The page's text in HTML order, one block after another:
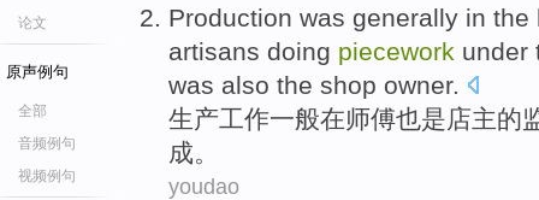
论文
原声例句
全部
音频例句
视频例句
Production was generally in the
artisans doing piecework under
was also the shop owner.
生产工作一般在师傅也是店主的
成。
youdao